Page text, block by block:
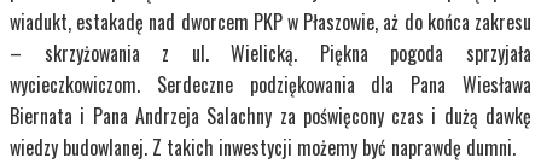
wiadukt, estakadę nad dworcem PKP w Płaszowie, aż do końca zakresu
– skrzyżowania z ul. Wielicką. Piękna pogoda sprzyjała
wycieczkowiczom. Serdeczne podziękowania dla Pana Wiesława
Biernata i Pana Andrzeja Salachny za poświęcony czas i dużą dawkę
wiedzy budowlanej. Z takich inwestycji możemy być naprawdę dumni.